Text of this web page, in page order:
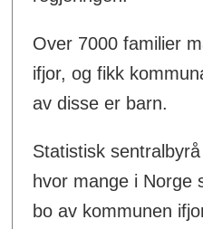
Over 7000 familier
ifjor, og fikk
av disse er barn.
Statistisk
hvor mange i Norge
bo av kommunen